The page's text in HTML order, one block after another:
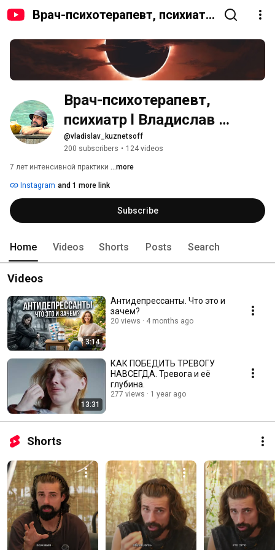
Врач-психотерапевт, психиатр
Врач-психотерапевт,
психиатр l Владислав
Кузнецов
@vladislav_kuznetsoff
200 subscribers • 124 videos
7 лет интенсивной практики ...more
Instagram and 1 more link
Subscribe
Home Videos Shorts Posts Search
Videos
3:14
Антидепрессанты. Что это и
зачем?
20 views 4 months ago
13:31
КАК ПОБЕДИТЬ ТРЕВОГУ
НАВСЕГДА. Тревога и её
глубина.
277 views 1 year ago
Shorts